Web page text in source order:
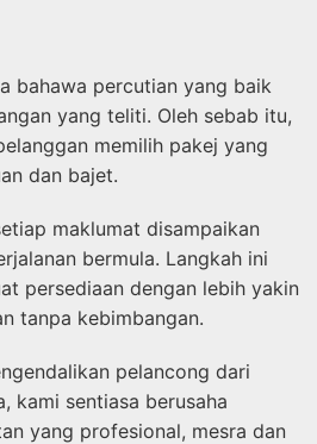
bahawa percutian yang baik
yang teliti. Oleh sebab itu,
memilih pakej yang
dan bajet.
maklumat disampaikan
bermula. Langkah ini
persediaan dengan lebih yakin
tanpa kebimbangan.
pelancong dari
kami sentiasa berusaha
yang profesional, mesra dan